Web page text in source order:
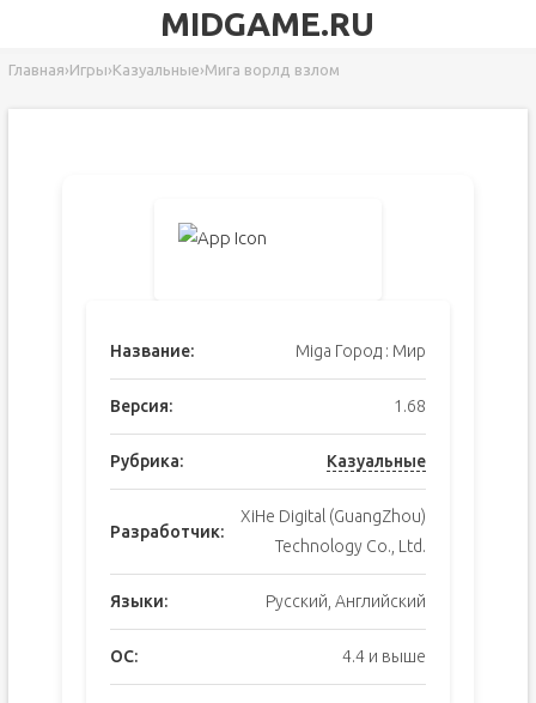
MIDGAME.RU
Главная›Игры›Казуальные›Мига ворлд взлом
Название: Miga Город : Мир
Версия: 1.68
Рубрика: Казуальные
Разработчик:
XiHe Digital (GuangZhou)
Technology Co., Ltd.
Языки: Русский, Английский
ОС: 4.4 и выше